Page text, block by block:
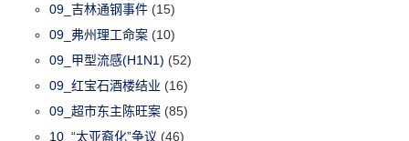
09_吉林通钢事件 (15)
09_弗州理工命案 (10)
09_甲型流感(H1N1) (52)
09_红宝石酒楼结业 (16)
09_超市东主陈旺案 (85)
10_“太亚裔化”争议 (46)